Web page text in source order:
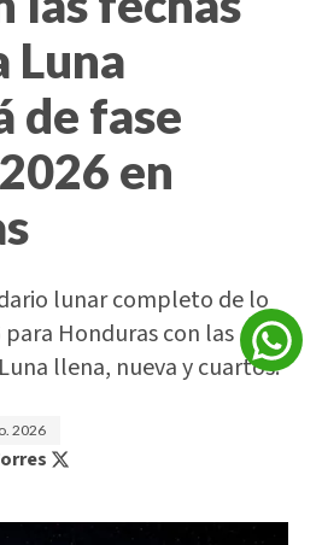
Luna
de fase
en
lunar completo de lo
Honduras con las
llena, nueva y cuartos.
2026